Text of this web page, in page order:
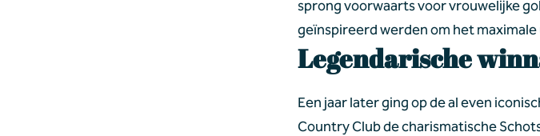
sprong voorwaarts voor vrouwelijke
geïnspireerd werden om het
Legendarische
Een jaar later ging op de al even
Country Club de charismatische